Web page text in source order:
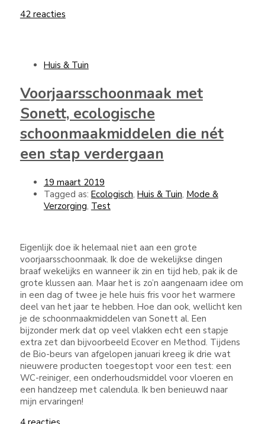
42 reacties
Huis & Tuin
Voorjaarsschoonmaak met
Sonett, ecologische
schoonmaakmiddelen die nét
een stap verdergaan
19 maart 2019
Tagged as: Ecologisch, Huis & Tuin, Mode &
Verzorging, Test
Eigenlijk doe ik helemaal niet aan een grote
voorjaarsschoonmaak. Ik doe de wekelijkse dingen
braaf wekelijks en wanneer ik zin en tijd heb, pak ik de
grote klussen aan. Maar het is zo’n aangenaam idee om
in een dag of twee je hele huis fris voor het warmere
deel van het jaar te hebben. Hoe dan ook, wellicht ken
je de schoonmaakmiddelen van Sonett al. Een
bijzonder merk dat op veel vlakken echt een stapje
extra zet dan bijvoorbeeld Ecover en Method. Tijdens
de Bio-beurs van afgelopen januari kreeg ik drie wat
nieuwere producten toegestopt voor een test: een
WC-reiniger, een onderhoudsmiddel voor vloeren en
een handzeep met calendula. Ik ben benieuwd naar
mijn ervaringen!